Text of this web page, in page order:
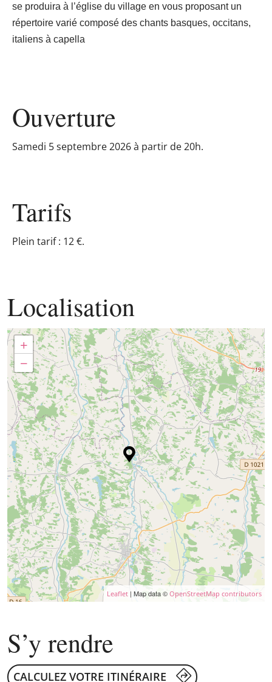
se produira à l’église du village en vous proposant un
répertoire varié composé des chants basques, occitans,
italiens à capella
Ouverture
Samedi 5 septembre 2026 à partir de 20h.
Tarifs
Plein tarif : 12 €.
Localisation
+
−
Leaflet | Map data © OpenStreetMap contributors
S’y rendre
CALCULEZ VOTRE ITINÉRAIRE